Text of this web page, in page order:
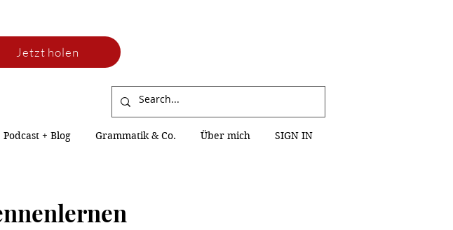
Jetzt holen
Podcast + Blog Grammatik & Co. Über mich SIGN IN